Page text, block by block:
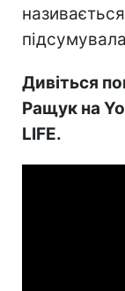
Дивіться
Ращук на
LIFE.